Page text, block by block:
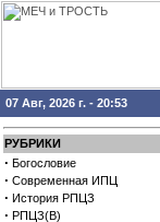
07 Авг, 2026 г. - 20:53
РУБРИКИ
· Богословие
· Современная ИПЦ
· История РПЦЗ
· РПЦЗ(В)